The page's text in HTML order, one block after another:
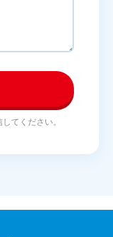
てください。